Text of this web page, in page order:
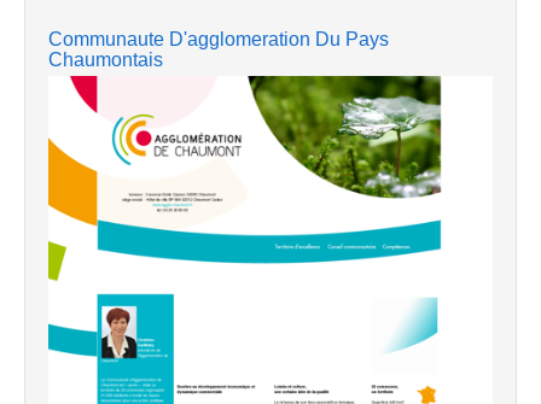
Communaute D'agglomeration Du Pays
Chaumontais